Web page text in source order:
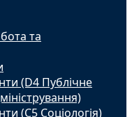
та
(D4 Публічне
(С5 Соціологія)